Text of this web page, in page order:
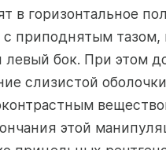
в горизонтальное
с приподнятым тазом,
левый бок. При этом
слизистой
этой